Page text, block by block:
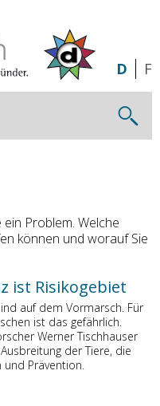
D F
Problem. Welche
können und worauf Sie
ist Risikogebiet
auf dem Vormarsch. Für
ist das gefährlich.
Werner Tischhauser
der Tiere, die
und Prävention.